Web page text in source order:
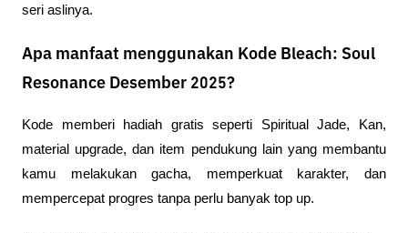
seri aslinya.
Apa manfaat menggunakan Kode Bleach: Soul
Resonance Desember 2025?
Kode memberi hadiah gratis seperti Spiritual Jade, Kan,
material upgrade, dan item pendukung lain yang membantu
kamu melakukan gacha, memperkuat karakter, dan
mempercepat progres tanpa perlu banyak top up.